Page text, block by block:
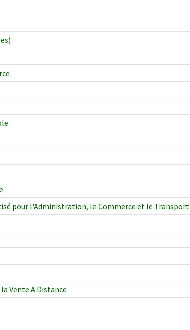
pour l'Administration, le Commerce et le Transport
Vente A Distance